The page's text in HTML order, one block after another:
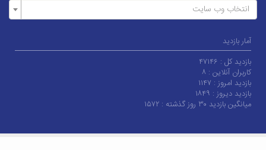
انتخاب وب سایت
آمار بازدید
بازدید کل : ۴۷۱۴۶
کاربران آنلاین : ۸
بازدید امروز : ۱۱۴۷
بازدید دیروز : ۱۸۴۹
میانگین بازدید ۳۰ روز گذشته :
۱۵۷۲